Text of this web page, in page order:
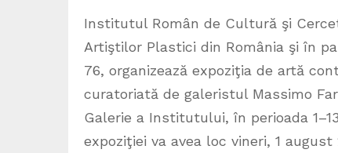
Institutul Român de Cultură şi
Artiştilor Plastici din România şi în
76, organizează expoziţia de artă
curatoriată de galeristul Massimo
Galerie a Institutului, în perioada
expoziţiei va avea loc vineri, 1 august